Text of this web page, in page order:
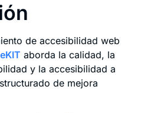
de accesibilidad web
aborda la calidad, la
y la accesibilidad a
de mejora